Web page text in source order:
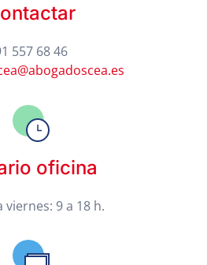
557 68 46
oficina
viernes: 9 a 18 h.